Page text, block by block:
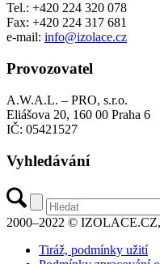
Tel.: +420 224 320 078
Fax: +420 224 317 681
e-mail: info@izolace.cz
Provozovatel
A.W.A.L. – PRO, s.r.o.
Eliášova 20, 160 00 Praha 6
IČ: 05421527
Vyhledávání
2000–2022 © IZOLACE.CZ,
Tiráž, podmínky užití